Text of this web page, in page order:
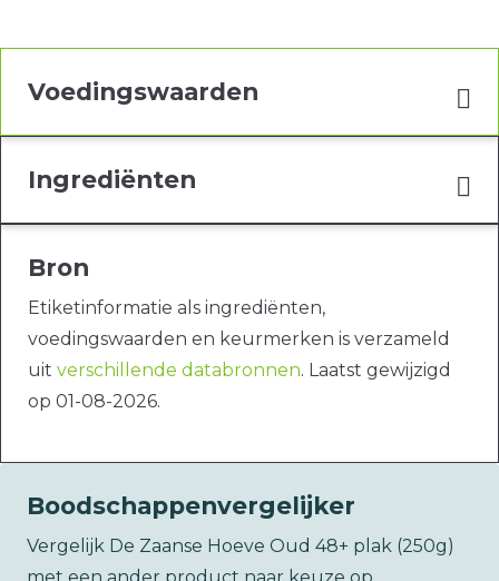
Voedingswaarden
Ingrediënten
Bron
Etiketinformatie als ingrediënten,
voedingswaarden en keurmerken is verzameld
uit verschillende databronnen. Laatst gewijzigd
op 01-08-2026.
Boodschappenvergelijker
Vergelijk De Zaanse Hoeve Oud 48+ plak (250g)